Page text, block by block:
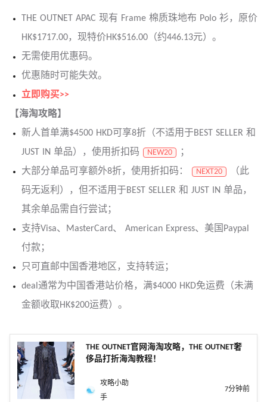
THE OUTNET APAC 现有 Frame 棉质珠地布 Polo 衫，原价
HK$1717.00，现特价HK$516.00（约446.13元）。
无需使用优惠码。
优惠随时可能失效。
立即购买>>
【海淘攻略】
新人首单满$4500 HKD可享8折（不适用于BEST SELLER 和
JUST IN 单品），使用折扣码
NEW20
；
大部分单品可享额外8折，使用折扣码：
NEXT20
（此
码无返利），但不适用于BEST SELLER 和 JUST IN 单品，
其余单品需自行尝试；
支持Visa、MasterCard、 American Express、美国Paypal
付款；
只可直邮中国香港地区，支持转运；
deal通常为中国香港站价格，满$4000 HKD免运费（未满
金额收取HK$200运费）。
THE OUTNET官网海淘攻略，THE OUTNET奢
侈品打折海淘教程！
攻略小助
手
7分钟前